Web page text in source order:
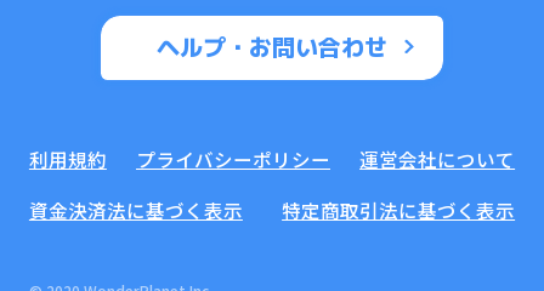
ヘルプ・お問い合わせ
利用規約 プライバシーポリシー
運営会社について
資金決済法に基づく表示
特定商取引法に基づく表示